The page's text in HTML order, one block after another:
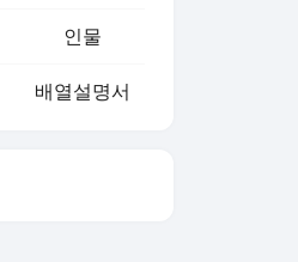
인물
배열설명서